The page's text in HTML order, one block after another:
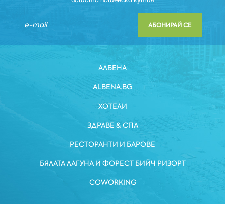
АБОНИРАЙ СЕ
АЛБЕНА
ALBENA.BG
ХОТЕЛИ
ЗДРАВЕ & СПА
РЕСТОРАНТИ И БАРОВЕ
БЯЛАТА ЛАГУНА И ФОРЕСТ БИЙЧ РИЗОРТ
COWORKING